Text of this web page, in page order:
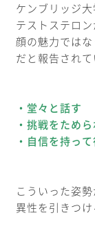
ケンブリッジ大
テストステロン
顔の魅力では
だと報告されて
・堂々と話す
・挑戦をため
・自信を持っ
こういった姿
異性を引きつけ